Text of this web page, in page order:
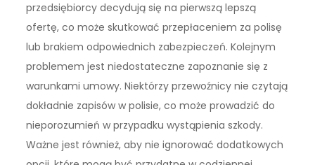
przedsiębiorcy decydują się na pierwszą lepszą
ofertę, co może skutkować przepłaceniem za polisę
lub brakiem odpowiednich zabezpieczeń. Kolejnym
problemem jest niedostateczne zapoznanie się z
warunkami umowy. Niektórzy przewoźnicy nie czytają
dokładnie zapisów w polisie, co może prowadzić do
nieporozumień w przypadku wystąpienia szkody.
Ważne jest również, aby nie ignorować dodatkowych